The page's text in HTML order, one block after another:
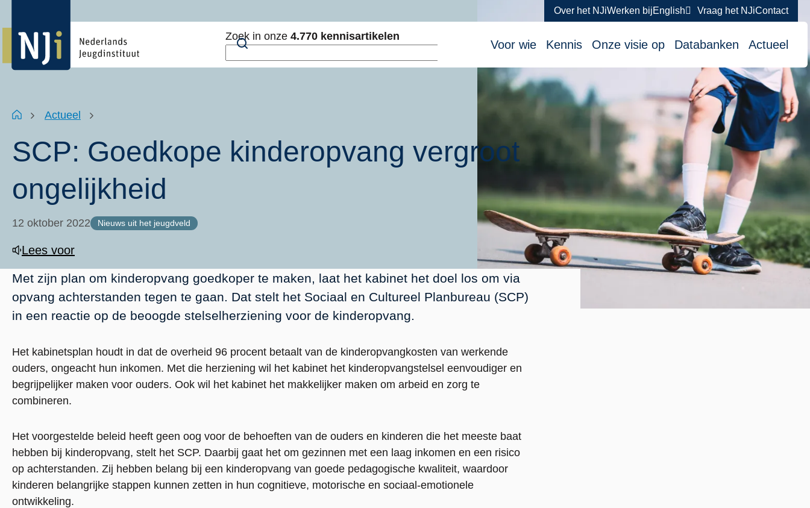
inhoud
Over het NJiWerken bijEnglish Vraag het NJiContact
Voor wie Kennis Onze visie op Databanken Actueel
Zoek in onze 4.770 kennisartikelen
Kruimelpad
HomeActueel
SCP: Goedkope kinderopvang vergroot
ongelijkheid
12 oktober 2022 Nieuws uit het jeugdveld
Lees voor
Met zijn plan om kinderopvang goedkoper te maken, laat het kabinet het doel los om via
opvang achterstanden tegen te gaan. Dat stelt het Sociaal en Cultureel Planbureau (SCP)
in een reactie op de beoogde stelselherziening voor de kinderopvang.
Het kabinetsplan houdt in dat de overheid 96 procent betaalt van de kinderopvangkosten van werkende
ouders, ongeacht hun inkomen. Met die herziening wil het kabinet het kinderopvangstelsel eenvoudiger en
begrijpelijker maken voor ouders. Ook wil het kabinet het makkelijker maken om arbeid en zorg te
combineren.
Het voorgestelde beleid heeft geen oog voor de behoeften van de ouders en kinderen die het meeste baat
hebben bij kinderopvang, stelt het SCP. Daarbij gaat het om gezinnen met een laag inkomen en een risico
op achterstanden. Zij hebben belang bij een kinderopvang van goede pedagogische kwaliteit, waardoor
kinderen belangrijke stappen kunnen zetten in hun cognitieve, motorische en sociaal-emotionele
ontwikkeling.